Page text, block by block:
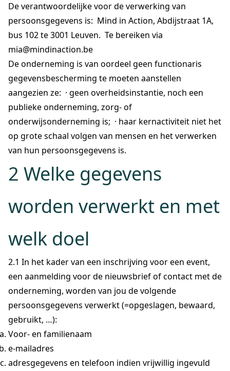
De verantwoordelijke voor de verwerking van
persoonsgegevens is: Mind in Action, Abdijstraat 1A,
bus 102 te 3001 Leuven. Te bereiken via
mia@mindinaction.be
De onderneming is van oordeel geen functionaris
gegevensbescherming te moeten aanstellen
aangezien ze: · geen overheidsinstantie, noch een
publieke onderneming, zorg- of
onderwijsonderneming is; · haar kernactiviteit niet het
op grote schaal volgen van mensen en het verwerken
van hun persoonsgegevens is.
2 Welke gegevens
worden verwerkt en met
welk doel
2.1 In het kader van een inschrijving voor een event,
een aanmelding voor de nieuwsbrief of contact met de
onderneming, worden van jou de volgende
persoonsgegevens verwerkt (=opgeslagen, bewaard,
gebruikt, …):
Voor- en familienaam
e-mailadres
adresgegevens en telefoon indien vrijwillig ingevuld